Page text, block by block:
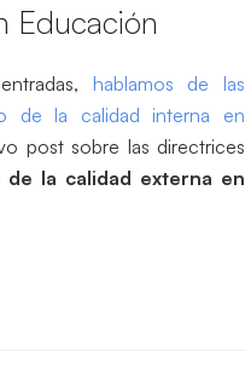
Educación
hablamos de las
de la calidad interna en
post sobre las directrices
de la calidad externa en